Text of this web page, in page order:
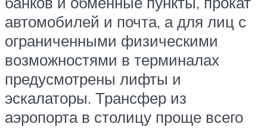
автомобилей и почта, а для лиц с
ограниченными физическими
возможностями в терминалах
предусмотрены лифты и
эскалаторы. Трансфер из
аэропорта в столицу проще всего